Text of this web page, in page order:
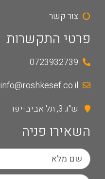
צור קשר
פרטי התקשרות
0723932739
info@roshkesef.co.il
ש"ג 3, תל אביב-יפו
השאירו פניה